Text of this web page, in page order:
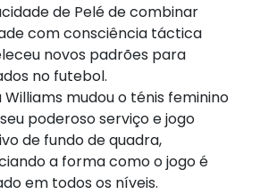
de Pelé de combinar
com consciência táctica
novos padrões para
no futebol.
Williams mudou o ténis feminino
poderoso serviço e jogo
de fundo de quadra,
a forma como o jogo é
em todos os níveis.